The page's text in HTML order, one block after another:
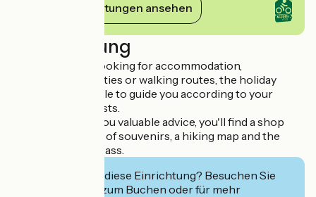
Ihre Verpflichtungen ansehen
Beschreibung
Whether you're looking for accommodation,
restaurants, activities or walking routes, the holiday
advisors will be able to guide you according to your
wishes and interests.
As well as giving you valuable advice, you'll find a shop
selling a selection of souvenirs, a hiking map and the
Swiss motorway pass.
Interessiert Sie diese Einrichtung? Besuchen Sie
deren Website zum Buchen oder für mehr